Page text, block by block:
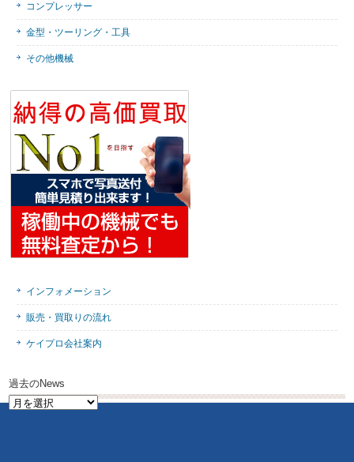
コンプレッサー
金型・ツーリング・工具
その他機械
インフォメーション
販売・買取りの流れ
ケイプロ会社案内
過去のNews
過